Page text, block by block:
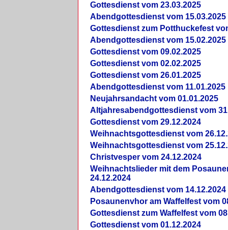
Gottesdienst vom 23.03.2025
Abendgottesdienst vom 15.03.2025
Gottesdienst zum Potthuckefest
Abendgottesdienst vom 15.02.2025
Gottesdienst vom 09.02.2025
Gottesdienst vom 02.02.2025
Gottesdienst vom 26.01.2025
Abendgottesdienst vom 11.01.2025
Neujahrsandacht vom 01.01.2025
Altjahresabendgottesdienst vom
Gottesdienst vom 29.12.2024
Weihnachtsgottesdienst vom
Weihnachtsgottesdienst vom
Christvesper vom 24.12.2024
Weihnachtslieder mit dem
24.12.2024
Abendgottesdienst vom 14.12.2024
Posaunenvhor am Waffelfest vom
Gottesdienst zum Waffelfest vom
Gottesdienst vom 01.12.2024